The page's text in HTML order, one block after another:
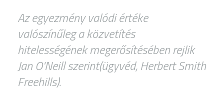
Az egyezmény valódi értéke
valószínűleg a közvetítés
hitelességének megerősítésében rejlik
Jan O'Neill szerint(ügyvéd, Herbert Smith
Freehills).